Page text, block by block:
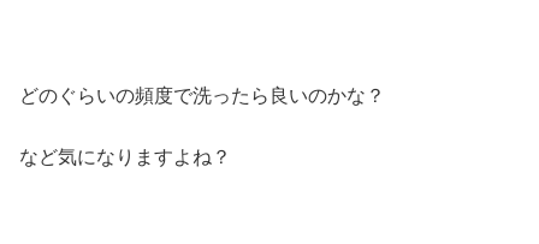
どのぐらいの頻度で洗ったら良いのかな？
など気になりますよね？